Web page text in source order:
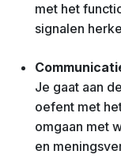
met het
signalen
Je gaat aan
oefent met
omgaan met
en